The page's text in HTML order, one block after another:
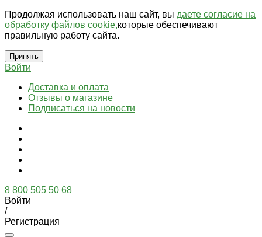
Продолжая использовать наш сайт, вы даете согласие на
обработку файлов cookie,которые обеспечивают
правильную работу сайта.
Принять
Войти
Доставка и оплата
Отзывы о магазине
Подписаться на новости
8 800 505 50 68
Войти
/
Регистрация